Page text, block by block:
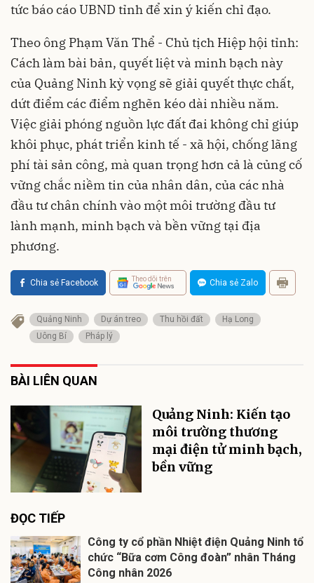
tức báo cáo UBND tỉnh để xin ý kiến chỉ đạo.
Theo ông Phạm Văn Thể - Chủ tịch Hiệp hội tỉnh:
Cách làm bài bản, quyết liệt và minh bạch này
của Quảng Ninh kỳ vọng sẽ giải quyết thực chất,
dứt điểm các điểm nghẽn kéo dài nhiều năm.
Việc giải phóng nguồn lực đất đai không chỉ giúp
khôi phục, phát triển kinh tế - xã hội, chống lãng
phí tài sản công, mà quan trọng hơn cả là củng cố
vững chắc niềm tin của nhân dân, của các nhà
đầu tư chân chính vào một môi trường đầu tư
lành mạnh, minh bạch và bền vững tại địa
phương.
Chia sẻ Facebook Theo dõi trên Chia sẻ Zalo
Quảng Ninh Dự án treo Thu hồi đất
Hạ Long
Uông Bí
Pháp lý
BÀI LIÊN QUAN
Quảng Ninh: Kiến tạo
môi trường thương
mại điện tử minh bạch,
bền vững
ĐỌC TIẾP
Công ty cổ phần Nhiệt điện Quảng Ninh tổ
chức “Bữa cơm Công đoàn” nhân Tháng
Công nhân 2026